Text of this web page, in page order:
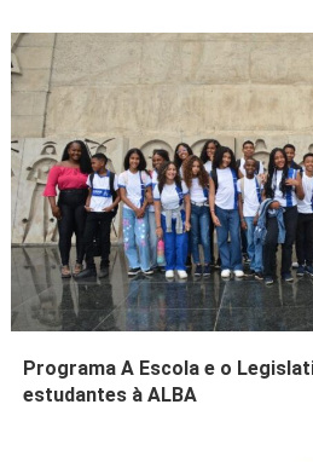
Programa A Escola e o
estudantes à ALBA